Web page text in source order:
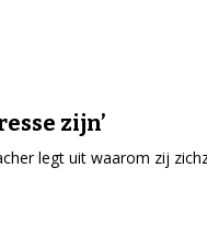
zijn’
legt uit waarom zij